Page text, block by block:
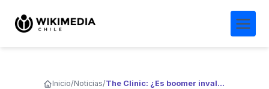
Inicio/Noticias/ The Clinic: ¿Es boomer invalidar Wikipedia? Directora ejecutiva de Wikimedia Chile analiza el efecto dominó que provocó el choque Sichel-Provoste